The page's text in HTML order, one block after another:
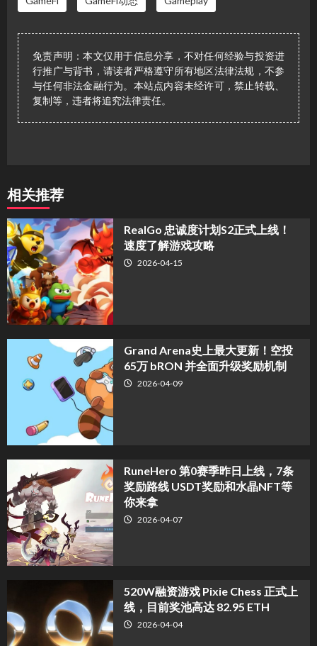
免责声明：本文仅用于信息分享，不对任何经验与投资进
行推广与背书，请读者严格遵守所有地区法律法规，不参
与任何非法金融行为。本站点内容未经许可，禁止转载、
复制等，违者将追究法律责任。
相关推荐
​RealGo 忠诚度计划S2正式上线！
速度了解游戏攻略
2026-04-15
Grand Arena史上最大更新！空投
65万 bRON 并全面升级奖励机制
2026-04-09
RuneHero 第0赛季昨日上线，7条
奖励路线 USDT奖励和水晶NFT等
你来拿
2026-04-07
520W融资游戏 Pixie Chess 正式上
线，目前奖池高达 82.95 ETH
2026-04-04